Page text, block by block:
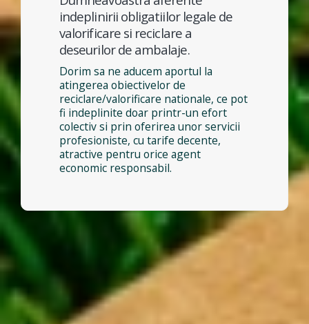
indeplinirii obligatiilor legale de
valorificare si reciclare a
deseurilor de ambalaje.
Dorim sa ne aducem aportul la
atingerea obiectivelor de
reciclare/valorificare nationale, ce pot
fi indeplinite doar printr-un efort
colectiv si prin oferirea unor servicii
profesioniste, cu tarife decente,
atractive pentru orice agent
economic responsabil.